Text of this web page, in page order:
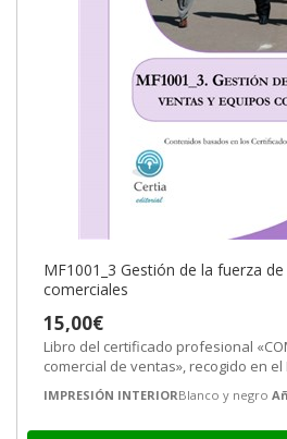
MF1001_3 Gestión de la fuerza
comerciales
15,00€
Libro del certificado profesional
comercial de ventas», recogido en el
IMPRESIÓN INTERIORBlanco y negro